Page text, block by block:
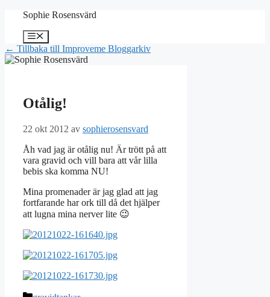
Hoppa
innehåll
Sophie Rosensvärd
Meny
← Tillbaka till Improveme Bloggarkiv
Otålig!
22 okt 2012 av sophierosensvard
Åh vad jag är otålig nu! Är trött på att
vara gravid och vill bara att vår lilla
bebis ska komma NU!
Mina promenader är jag glad att jag
fortfarande har ork till då det hjälper
att lugna mina nerver lite 😉